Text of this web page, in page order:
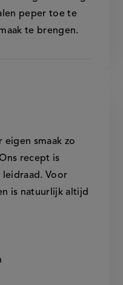
peper toe te
te brengen.
eigen smaak zo
recept is
leidraad. Voor
is natuurlijk altijd